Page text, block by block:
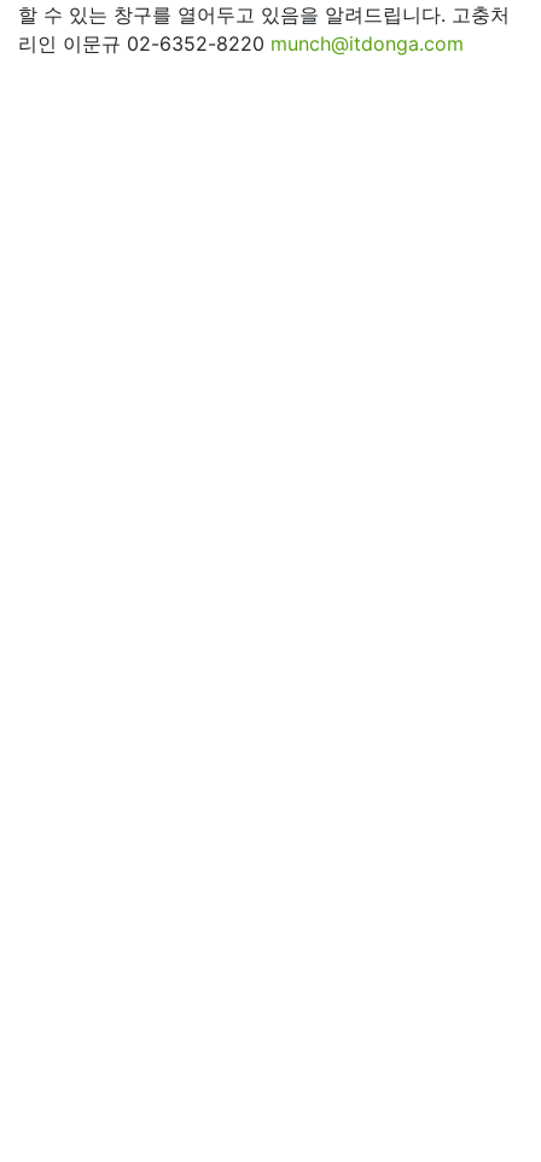
할 수 있는 창구를 열어두고 있음을 알려드립니다. 고충처
리인 이문규 02-6352-8220 munch@itdonga.com